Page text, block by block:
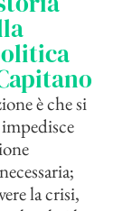
è che si
la crisi,